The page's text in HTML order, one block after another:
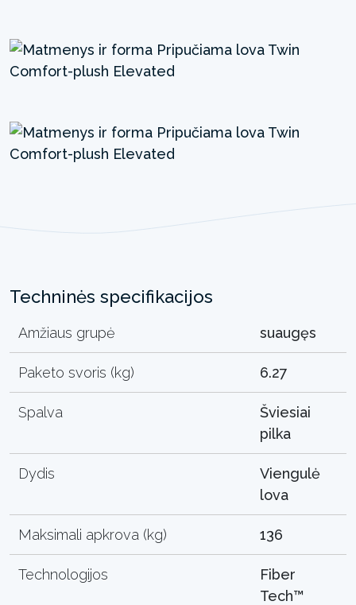
Techninės specifikacijos
Amžiaus grupė suaugęs
Paketo svoris (kg) 6.27
Spalva
Šviesiai
pilka
Dydis
Viengulė
lova
Maksimali apkrova (kg) 136
Technologijos
Fiber
Tech™